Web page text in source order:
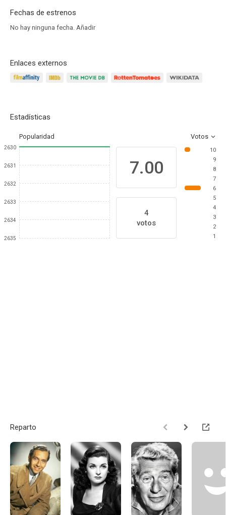
Fechas de estrenos
No hay ninguna fecha. Añadir
Enlaces externos
Estadísticas
Popularidad Votos
2630
2631
2632
2633
2634
2635
7.00
4
votos
10
9
8
7
6
5
4
3
2
1
Reparto